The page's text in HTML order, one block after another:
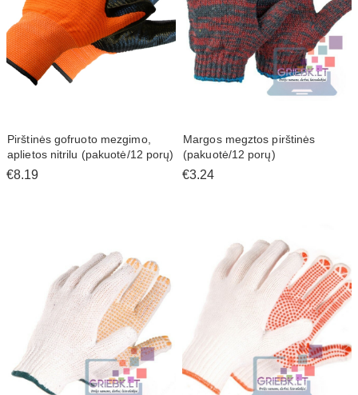
Pirštinės gofruoto mezgimo,
aplietos nitrilu (pakuotė/12 porų)
€8.19
Margos megztos pirštinės
(pakuotė/12 porų)
€3.24